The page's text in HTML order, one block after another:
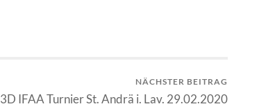
NÄCHSTER BEITRAG
3D IFAA Turnier St. Andrä i. Lav. 29.02.2020